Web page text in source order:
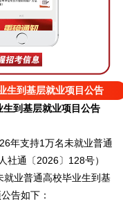
生到基层就业项目公告
到基层就业项目公告
支持1万名未就业普通
社通〔2026〕128号）
就业普通高校毕业生到基
告如下：